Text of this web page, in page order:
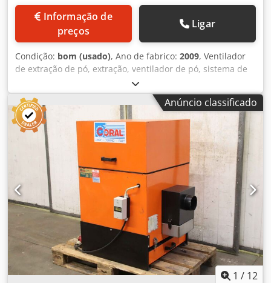
preços
Ligar
Condição: bom (usado), Ano de fabrico: 2009, Ventilador
de extração de pó, extração, ventilador de pó, sistema de
extração, aparelho de extração de pó, separador, filtro
para fumos de solda, extração de fumos de solda,
ventilador para gases de escape, sistema de filtragem,
sistema de despoeiramento por cartucho, aparelho de
filtro de cartucho, filtro de cartucho -Sistema de filtragem:
com vibrador -Tipo: TMS 8/10 Dcodpfx Ahsyh Hp Rjmsk -
Superfície de filtragem: 8,5 m² -Motor vibrador: Potência
0,06 kW -Conexão de entrada: Ø 200 mm -Conexão de
saída: Ø 300 mm -Dimensões: 1070/680/H2530 mm -Peso:
243 kg
Anúncio classificado
1 / 12